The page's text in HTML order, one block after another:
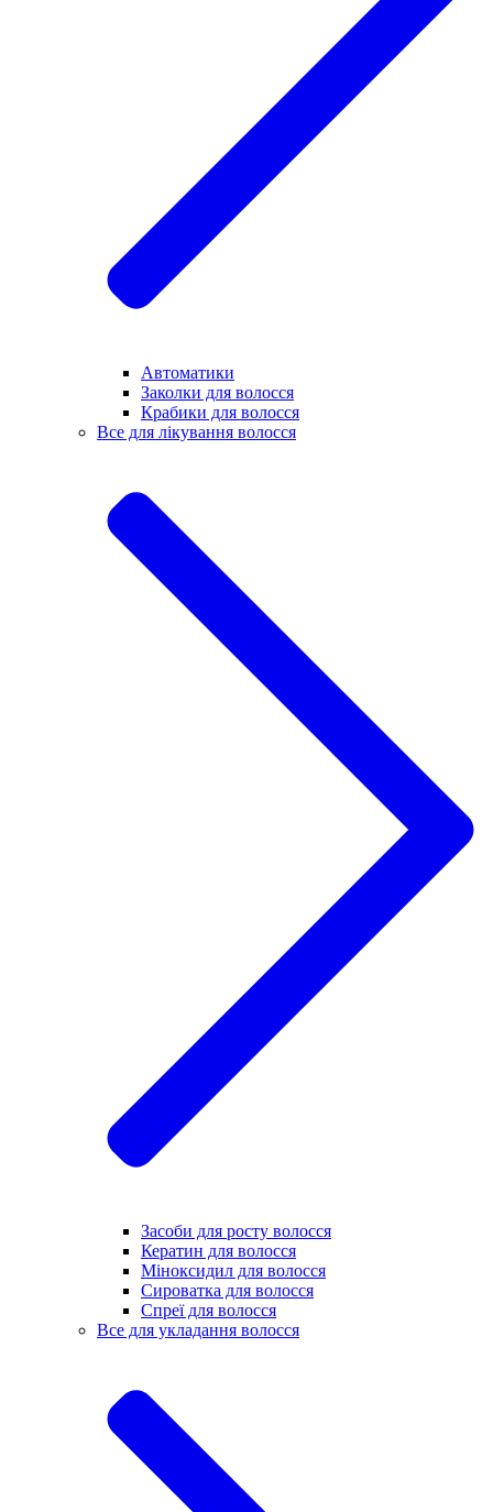
Автоматики
Заколки для волосся
Крабики для волосся
Все для лікування волосся
Засоби для росту волосся
Кератин для волосся
Міноксидил для волосся
Сироватка для волосся
Спреї для волосся
Все для укладання волосся